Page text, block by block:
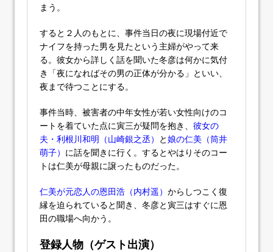
まう。
すると２人のもとに、事件当日の夜に現場付近で
ナイフを持った男を見たという主婦がやって来
る。彼女から詳しく話を聞いた冬彦は何かに気付
き「夜になればその男の正体が分かる」といい、
夜まで待つことにする。
事件当時、被害者の中年女性が若い女性向けのコ
ートを着ていた点に寅三が疑問を抱き、 彼女の
夫・利根川和明（山崎銀之丞） と娘の仁美（筒井
萌子） に話を聞きに行く。するとやはりそのコー
トは仁美が母親に譲ったものだった。
仁美が元恋人の恩田浩（内村遥） からしつこく復
縁を迫られていると聞き、冬彦と寅三はすぐに恩
田の職場へ向かう。
登録人物（ゲスト出演）